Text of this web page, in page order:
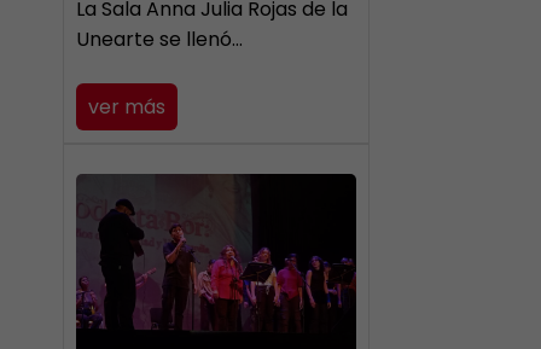
​La Sala Anna Julia Rojas de la
Unearte se llenó…
ver más